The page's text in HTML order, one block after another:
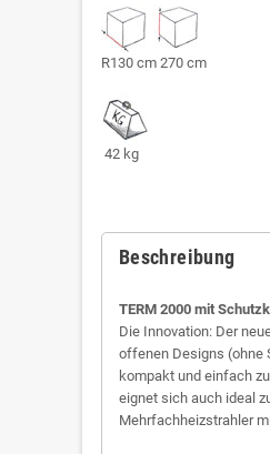
R130 cm 270 cm
42 kg
Beschreibung
TERM 2000 mit
Die Innovation: Der
offenen Designs (ohne
kompakt und einfach
eignet sich auch ideal
Mehrfachheizstrahler